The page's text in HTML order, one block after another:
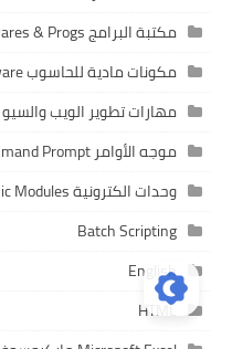
مكتبة البرامج Softwares & Progs
مكونات مادية للحاسوب Computer Hardware
مهارات تطوير الويب والسيو Web Development & SEO
موجه الأوامر Command Prompt
وحدات الكترونية Electronic Modules
Batch Scripting
English
HTML